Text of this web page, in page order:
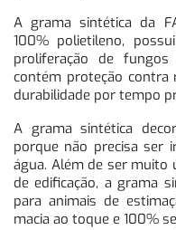
A grama sintética da
100% polietileno,
proliferação de
contém proteção contra
durabilidade por tempo
A grama sintética
porque não precisa ser
água. Além de ser muito
de edificação, a grama
para animais de
macia ao toque e 100%